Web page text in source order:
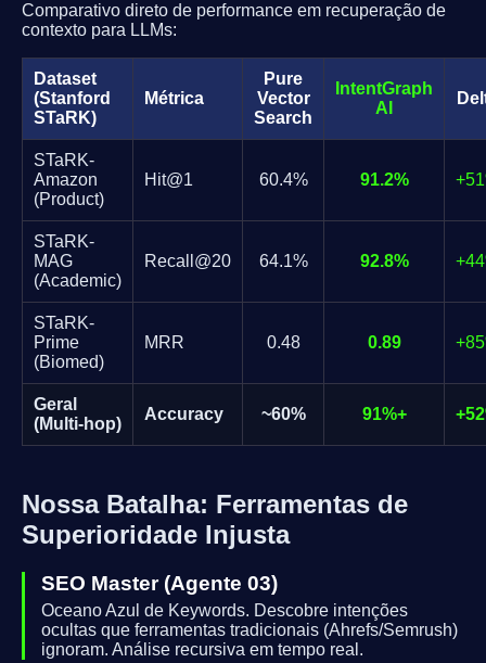
Comparativo direto de performance em recuperação de
contexto para LLMs:
Dataset
(Stanford
STaRK)
Métrica
Pure
Vector
Search
IntentGraph
AI
STaRK-
Amazon
(Product)
Hit@1 60.4% 91.2%
STaRK-
MAG
(Academic)
Recall@20 64.1% 92.8%
STaRK-
Prime
(Biomed)
MRR 0.48 0.89
Geral
(Multi-hop)
Accuracy ~60% 91%+
Nossa Batalha: Ferramentas de
Superioridade Injusta
SEO Master (Agente 03)
Oceano Azul de Keywords. Descobre intenções
ocultas que ferramentas tradicionais (Ahrefs/Semrush)
ignoram. Análise recursiva em tempo real.